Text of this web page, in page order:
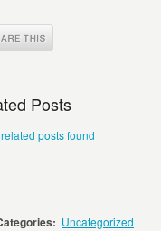
Posts
posts found
Uncategorized